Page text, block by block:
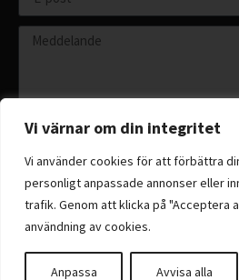
Vi värnar om din integritet
Vi använder cookies för att förbättra
personligt anpassade annonser eller
trafik. Genom att klicka på "Acceptera
användning av cookies.
Anpassa Avvisa alla
Skicka